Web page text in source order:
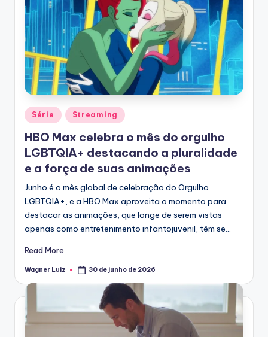
Posted
in
Série Streaming
HBO Max celebra o mês do orgulho
LGBTQIA+ destacando a pluralidade
e a força de suas animações
Junho é o mês global de celebração do Orgulho
LGBTQIA+, e a HBO Max aproveita o momento para
destacar as animações, que longe de serem vistas
apenas como entretenimento infantojuvenil, têm se…
Read More
Posted
Wagner Luiz 30 de junho de 2026